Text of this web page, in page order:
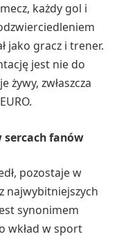
każdy gol i
jako gracz i trener.
jest nie do
żywy, zwłaszcza
sercach fanów
pozostaje w
najwybitniejszych
synonimem
wkład w sport